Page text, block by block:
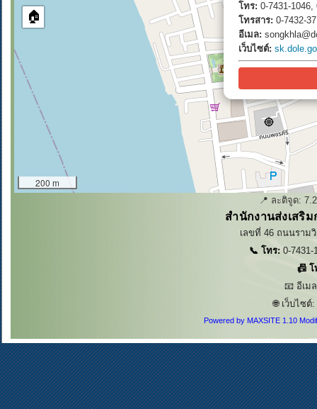
โทร: 0-7431-1046,
โทรสาร: 0-7432-
อีเมล:
เว็บไซต์:
🏠
200 m
📍 ละติจูด:
สำนักงานส่งเสริ
เลขที่ 46 ถนนราม
📞 โทร:0-7431-
📠 โ
📧 อีเม
🌐 เว็บไซต์:
Powered by MAXSITE 1.10